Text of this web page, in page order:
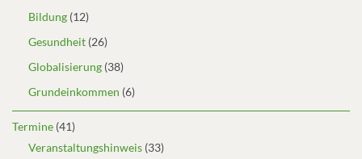
Bildung (12)
Gesundheit (26)
Globalisierung (38)
Grundeinkommen (6)
Termine (41)
Veranstaltungshinweis (33)